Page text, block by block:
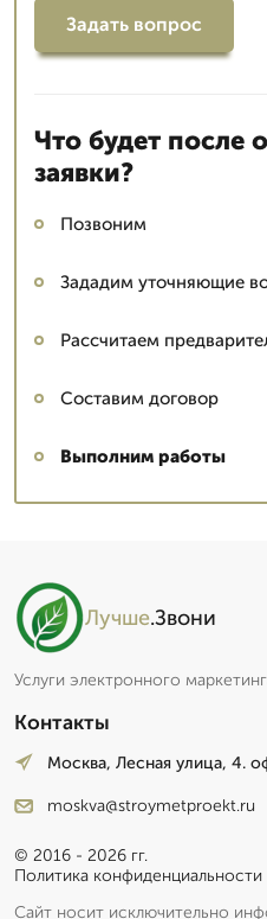
Задать вопрос
Что будет после
заявки?
Позвоним
Зададим уточняющие
Рассчитаем
Составим договор
Выполним работы
Лучше.Звони
Услуги электронного
Контакты
Москва, Лесная улица, 4.
moskva@stroymetproekt.ru
© 2016 - 2026 гг.
Политика конфиденциальности
Сайт носит исключительно